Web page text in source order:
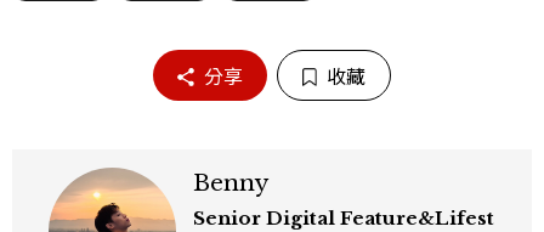
分享 收藏
Benny
Senior Digital Feature&Lifest